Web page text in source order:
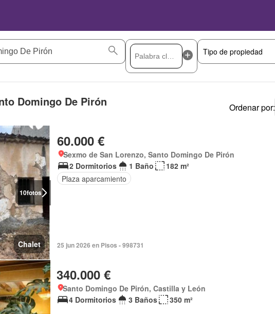
Domingo De Pirón Ordenar por:
10fotos
Chalet
60.000 €
Sexmo de San Lorenzo, Santo Domingo De Pirón
2 Dormitorios
1 Baño
182 m²
Plaza aparcamiento
25 jun 2026 en Pisos - 998731
340.000 €
Santo Domingo De Pirón, Castilla y León
4 Dormitorios
3 Baños 350 m²